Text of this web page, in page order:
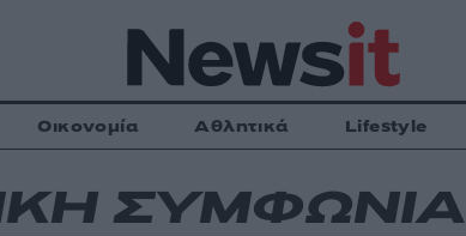
Οικονομία Αθλητικά Lifestyle
ΣΥΜΦΩΝΙΑ